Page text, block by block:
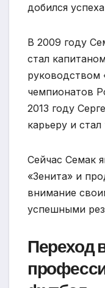
добился
В 2009 году
стал
руководством
чемпионатов
2013 году
карьеру и
Сейчас Семак
«Зенита» и
внимание
успешными
Переход